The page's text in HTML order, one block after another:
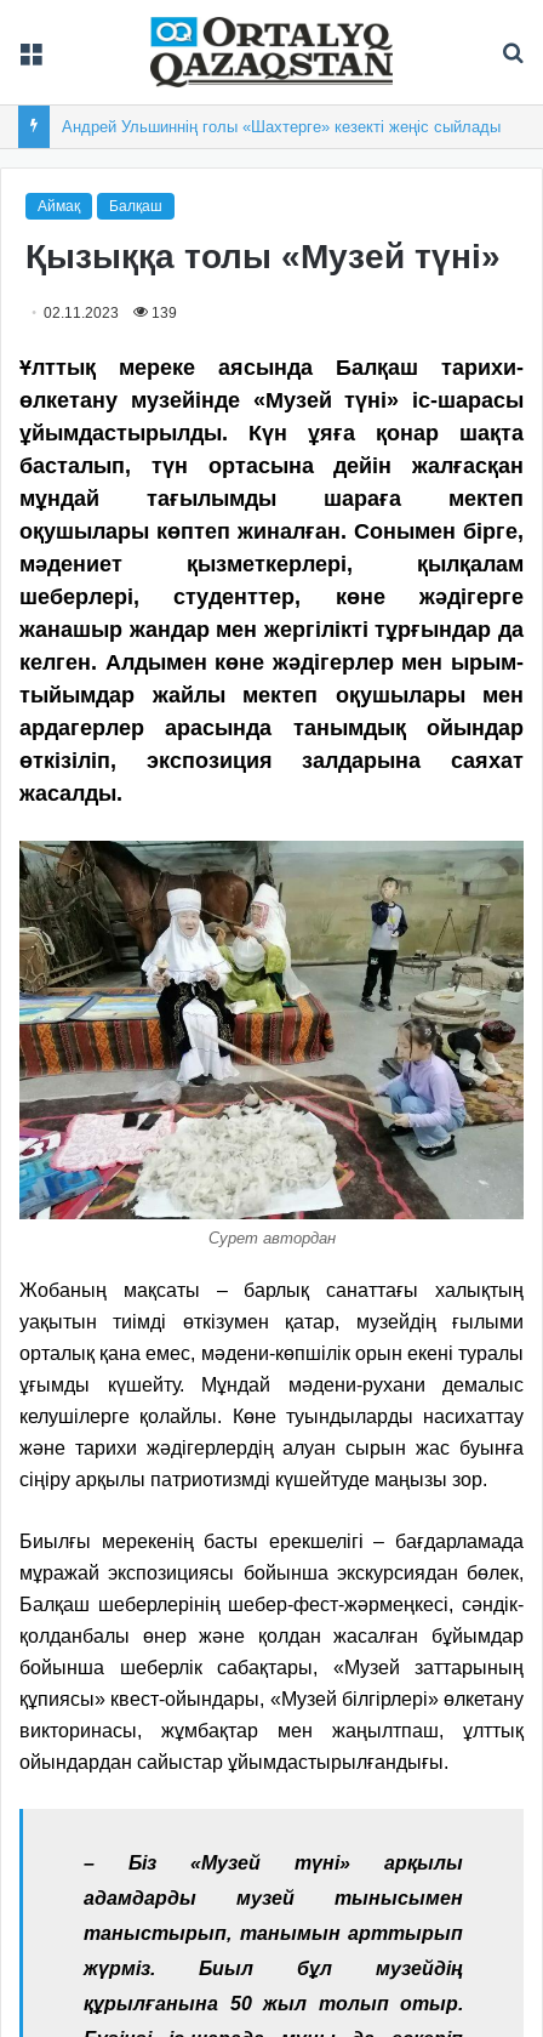
Андрей Ульшиннің голы «Шахтерге» кезекті жеңіс сыйлады
Аймақ Балқаш
Қызыққа толы «Музей түні»
02.11.2023 139
Ұлттық мереке аясында Балқаш тарихи-
өлкетану музейінде «Музей түні» іс-шарасы
ұйымдас­тырылды. Күн ұяға қонар шақта
басталып, түн ортасына дейін жалғасқан
мұндай тағылымды шараға мектеп
оқушылары көптеп жиналған. Сонымен бірге,
мәде­ниет қызметкерлері, қылқалам
шеберлері, студенттер, көне жәдігерге
жанашыр жандар мен жергілікті тұрғындар да
келген. Алдымен көне жәдігерлер мен ырым-
тыйымдар жайлы мектеп оқушылары мен
ардагерлер арасында танымдық ойындар
өткізіліп, экспозиция залдарына саяхат
жасалды.
Сурет автордан
Жобаның мақсаты – барлық санаттағы халықтың
уақытын тиімді өткізумен қатар, музейдің ғылыми
орталық қана емес, мәдени-көпшілік орын екені туралы
ұғымды күшейту. Мұндай мәдени-рухани демалыс
келушілерге қолайлы. Көне туындыларды насихаттау
және тарихи жәдігерлердің алуан сырын жас буынға
сіңіру арқылы патриотизмді күшейтуде маңызы зор.
Биылғы мерекенің басты ерекшелігі – бағдарламада
мұражай экспозициясы бойынша экскурсиядан бөлек,
Балқаш шеберлерінің шебер-фест-жәрмеңкесі, сәндік-
қолданбалы өнер және қолдан жасалған бұйымдар
бойынша шеберлік сабақтары, «Музей заттарының
құпия­сы» квест-ойындары, «Музей білгірлері» өлкетану
викторинасы, жұмбақтар мен жаңылтпаш, ұлттық
ойындардан сайыс­тар ұйымдастырылғандығы.
– Біз «Музей түні» арқылы
адамдарды музей тынысымен
таныс­тырып, танымын арттырып
жүрміз. Биыл бұл музейдің
құрылғанына 50 жыл толып отыр.